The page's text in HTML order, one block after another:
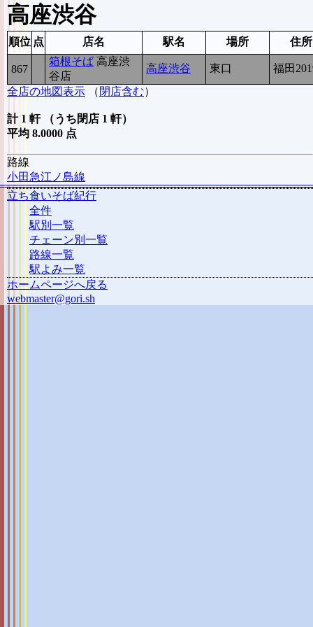
高座渋谷
順位 点 店名 駅名 場所 住所
867
箱根そば 高座渋
谷店
高座渋谷 東口
福田
全店の地図表示 （ 閉店含む）
計 1 軒 （うち閉店 1 軒）
平均 8.0000 点
路線
小田急江ノ島線
立ち食いそば紀行
全件
駅別一覧
チェーン別一覧
路線一覧
駅よみ一覧
ホームページへ戻る
webmaster@gori.sh